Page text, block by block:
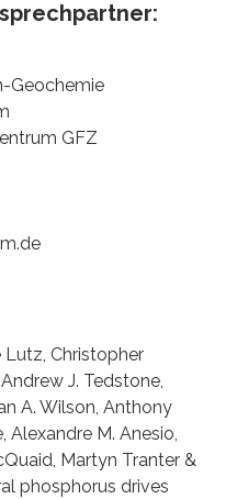
Geochemie
GFZ
Lutz, Christopher
J. Tedstone,
A. Wilson, Anthony
Alexandre M. Anesio,
Martyn Tranter &
phosphorus drives